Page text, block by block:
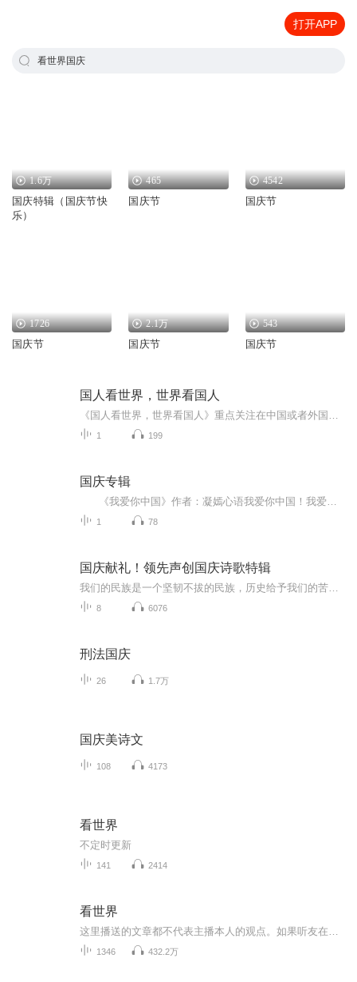
打开APP
看世界国庆
1.6万
国庆特辑（国庆节快
乐）
465
国庆节
4542
国庆节
1726
国庆节
2.1万
国庆节
543
国庆节
国人看世界，世界看国人
1 199
国庆专辑
1 78
国庆献礼！领先声创国庆诗歌特辑
8 6076
刑法国庆
26 1.7万
国庆美诗文
108 4173
看世界
不定时更新
141 2414
看世界
1346 432.2万